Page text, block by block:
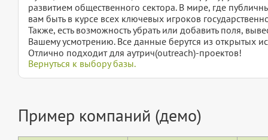
развитием общественного сектора. В мире, где
вам быть в курсе всех ключевых игроков
Также, есть возможность убрать или добавить поля,
Вашему усмотрению. Все данные берутся из открытых
Отлично подходит для аутрич(outreach)-проектов!
Вернуться к выбору базы.
Пример компаний (демо)